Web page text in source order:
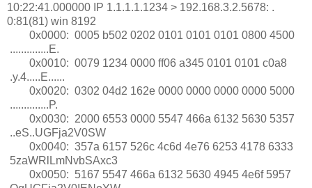
10:22:41.000000 IP 1.1.1.1.1234 > 192.168.3.2.5678: .
0:81(81) win 8192
0x0000: 0005 b502 0202 0101 0101 0101 0800 4500
..............E.
0x0010: 0079 1234 0000 ff06 a345 0101 0101 c0a8
.y.4.....E......
0x0020: 0302 04d2 162e 0000 0000 0000 0000 5000
..............P.
0x0030: 2000 6553 0000 5547 466a 6132 5630 5357
..eS..UGFja2V0SW
0x0040: 357a 6157 526c 4c6d 4e76 6253 4178 6333
5zaWRlLmNvbSAxc3
0x0050: 5167 5547 466a 6132 5630 4945 4e6f 5957